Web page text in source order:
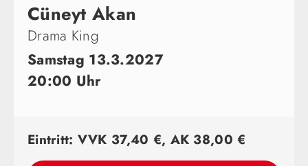
Cüneyt Akan
Drama King
Samstag 13.3.2027
20:00 Uhr
Eintritt: VVK 37,40 €, AK 38,00 €